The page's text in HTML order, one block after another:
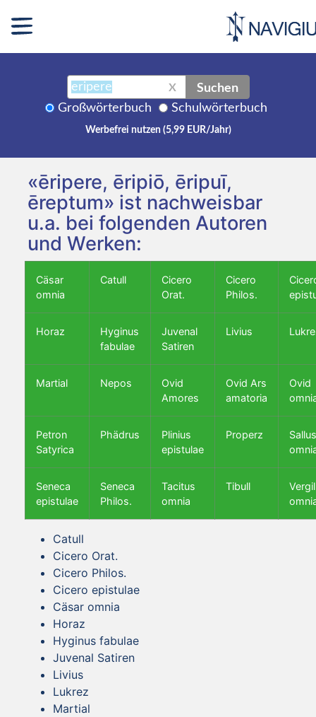
X Suchen
Großwörterbuch Schulwörterbuch
Werbefrei nutzen (5,99 EUR/Jahr)
«ēripere, ēripiō, ēripuī,
ēreptum» ist nachweisbar
u.a. bei folgenden Autoren
und Werken:
Cäsar
omnia
Catull
Cicero
Orat.
Cicero
Philos.
Horaz
Hyginus
fabulae
Juvenal
Satiren
Livius
Martial Nepos
Ovid
Amores
Ovid Ars
amatoria
Ovid
Petron
Satyrica
Phädrus
Plinius
epistulae
Properz
Seneca
epistulae
Seneca
Philos.
Tacitus
omnia
Tibull
Vergil
Catull
Cicero Orat.
Cicero Philos.
Cicero epistulae
Cäsar omnia
Horaz
Hyginus fabulae
Juvenal Satiren
Livius
Lukrez
Martial